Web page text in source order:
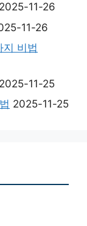
2025-11-26
11-26
비법
2025-11-25
2025-11-25